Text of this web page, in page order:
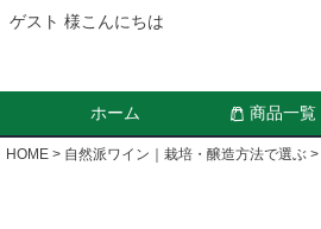
ゲスト 様こんにちは
ホーム 商品一覧
HOME 自然派ワイン｜栽培・醸造方法で選ぶ